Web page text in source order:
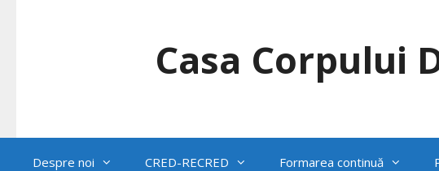
Casa Corpului
Despre noi CRED-RECRED Formarea continuă